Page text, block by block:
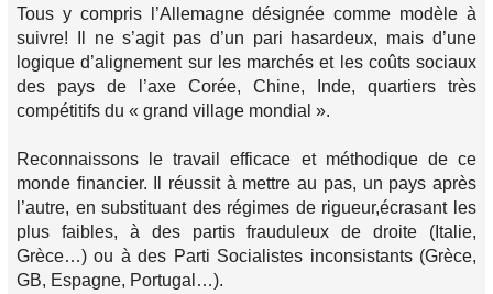
Tous y compris l’Allemagne désignée comme modèle à
suivre! Il ne s’agit pas d’un pari hasardeux, mais d’une
logique d’alignement sur les marchés et les coûts sociaux
des pays de l’axe Corée, Chine, Inde, quartiers très
compétitifs du « grand village mondial ».
Reconnaissons le travail efficace et méthodique de ce
monde financier. Il réussit à mettre au pas, un pays après
l’autre, en substituant des régimes de rigueur,écrasant les
plus faibles, à des partis frauduleux de droite (Italie,
Grèce…) ou à des Parti Socialistes inconsistants (Grèce,
GB, Espagne, Portugal…).